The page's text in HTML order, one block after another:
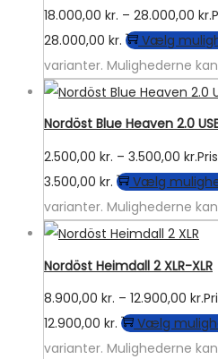
18.000,00 kr. – 28.000,00 kr.
28.000,00 kr.
Vælg
varianter. Mulighederne
Nordöst Blue Heaven 2.0
2.500,00 kr. – 3.500,00 kr.
3.500,00 kr.
Vælg
varianter. Mulighederne
Nordöst Heimdall 2 XLR-XLR
8.900,00 kr. – 12.900,00 kr.
12.900,00 kr.
Vælg
varianter. Mulighederne